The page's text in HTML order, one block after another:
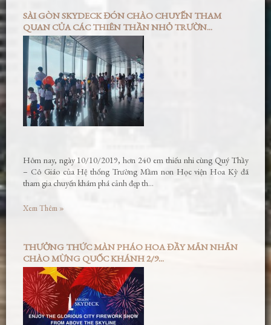
SÀI GÒN SKYDECK ĐÓN CHÀO CHUYẾN THAM
QUAN CỦA CÁC THIÊN THẦN NHỎ TRƯỜN...
Hôm nay, ngày 10/10/2019, hơn 240 em thiếu nhi cùng Quý Thầy
– Cô Giáo của Hệ thống Trường Mầm non Học viện Hoa Kỳ đã
tham gia chuyến khám phá cảnh đẹp th…
Xem Thêm »
THƯỞNG THỨC MÀN PHÁO HOA ĐẦY MÃN NHÃN
CHÀO MỪNG QUỐC KHÁNH 2/9...